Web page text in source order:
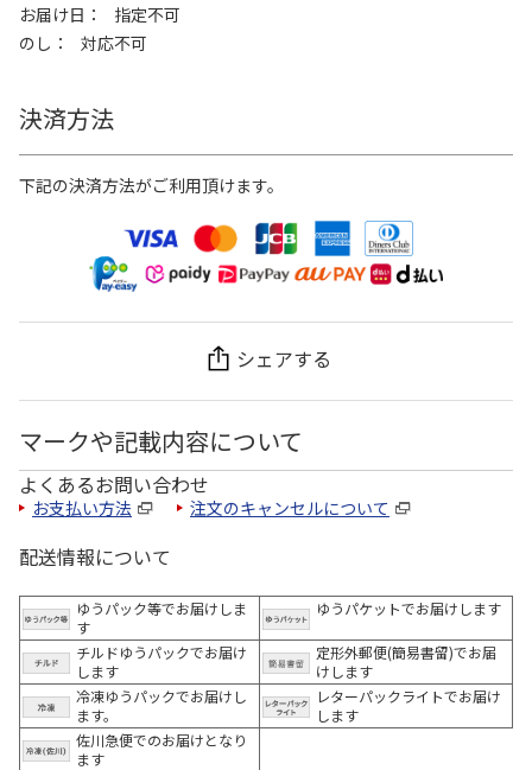
お届け日
指定不可
のし
対応不可
決済方法
下記の決済方法がご利用頂けます。
シェアする
マークや記載内容について
よくあるお問い合わせ
お支払い方法 注文のキャンセルについて
配送情報について
ゆうパック等でお届けしま
す
ゆうパケットでお届けします
チルドゆうパックでお届け
します
定形外郵便(簡易書留)でお届
けします
冷凍ゆうパックでお届けし
ます。
レターパックライトでお届け
します
佐川急便でのお届けとなり
ます